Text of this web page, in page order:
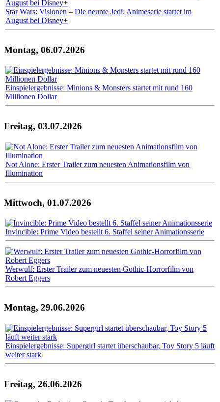
Star Wars: Visionen – Die neunte Jedi: Animeserie startet im
August bei Disney+
Montag, 06.07.2026
Einspielergebnisse: Minions & Monsters startet mit rund 160
Millionen Dollar
Freitag, 03.07.2026
Not Alone: Erster Trailer zum neuesten Animationsfilm von
Illumination
Mittwoch, 01.07.2026
Invincible: Prime Video bestellt 6. Staffel seiner Animationsserie
Werwulf: Erster Trailer zum neuesten Gothic-Horrorfilm von
Robert Eggers
Montag, 29.06.2026
Einspielergebnisse: Supergirl startet überschaubar, Toy Story 5 läuft
weiter stark
Freitag, 26.06.2026